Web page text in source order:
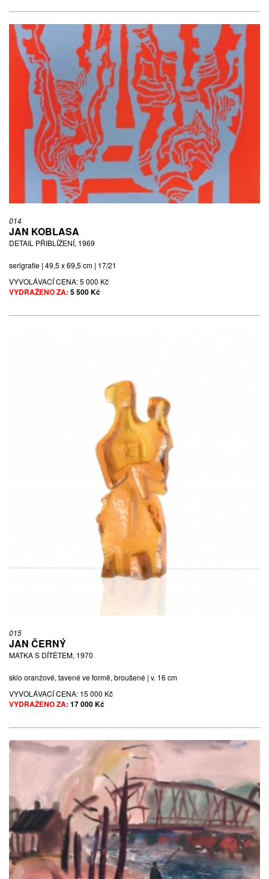
014
JAN KOBLASA
DETAIL PŘIBLÍŽENÍ, 1969
serigrafie | 49,5 x 69,5 cm | 17/21
VYVOLÁVACÍ CENA:5 000 Kč
VYDRAŽENO ZA: 5 500 Kč
015
JAN ČERNÝ
MATKA S DÍTĚTEM, 1970
sklo oranžové, tavené ve formě, broušené | v. 16 cm
VYVOLÁVACÍ CENA: 15 000 Kč
VYDRAŽENO ZA: 17 000 Kč